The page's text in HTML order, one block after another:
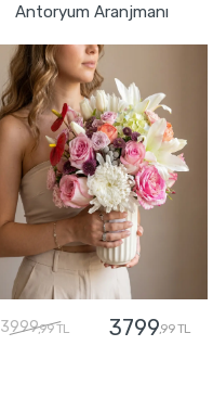
Antoryum Aranjmanı
3999,99 TL 3799,99 TL